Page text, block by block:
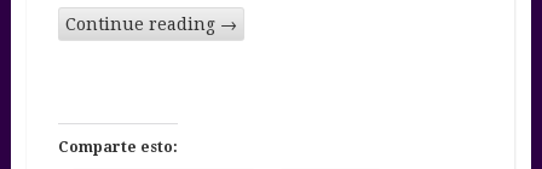
Continue reading →
Comparte esto: